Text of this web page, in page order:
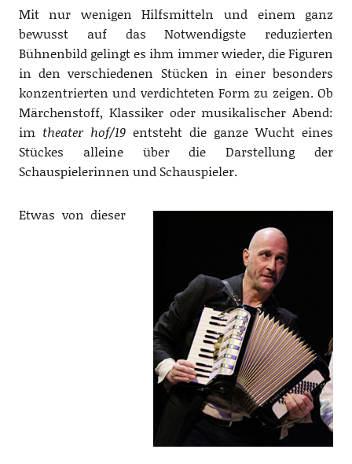
Mit nur wenigen Hilfsmitteln und einem ganz
bewusst auf das Notwendigste reduzierten
Bühnenbild gelingt es ihm immer wieder, die Figuren
in den verschiedenen Stücken in einer besonders
konzentrierten und verdichteten Form zu zeigen. Ob
Märchenstoff, Klassiker oder musikalischer Abend:
im theater hof/19entsteht die ganze Wucht eines
Stückes alleine über die Darstellung der
Schauspielerinnen und Schauspieler.
Etwas von dieser